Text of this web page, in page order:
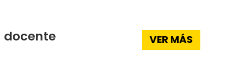
docente VER MÁS